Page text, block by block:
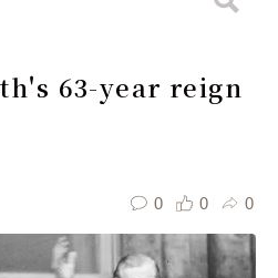
63-year reign
0 0 0